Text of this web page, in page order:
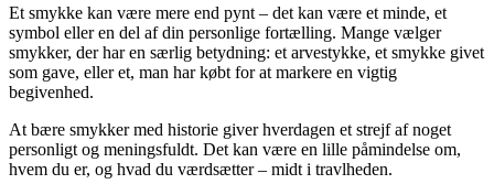
Et smykke kan være mere end pynt – det kan være et minde, et
symbol eller en del af din personlige fortælling. Mange vælger
smykker, der har en særlig betydning: et arvestykke, et smykke givet
som gave, eller et, man har købt for at markere en vigtig
begivenhed.
At bære smykker med historie giver hverdagen et strejf af noget
personligt og meningsfuldt. Det kan være en lille påmindelse om,
hvem du er, og hvad du værdsætter – midt i travlheden.